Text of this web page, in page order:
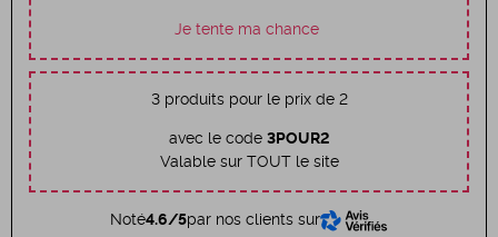
Je tente ma chance
3 produits pour le prix de 2
avec le code 3POUR2
Valable sur TOUT le site
Noté4.6/5par nos clients sur